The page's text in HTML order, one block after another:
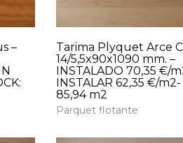
–
Tarima Plyquet Arce
14/5,5x90x1090 mm. –
INSTALADO 70,35 €/
INSTALAR 62,35 €/m2-
85,94 m2
Parquet flotante